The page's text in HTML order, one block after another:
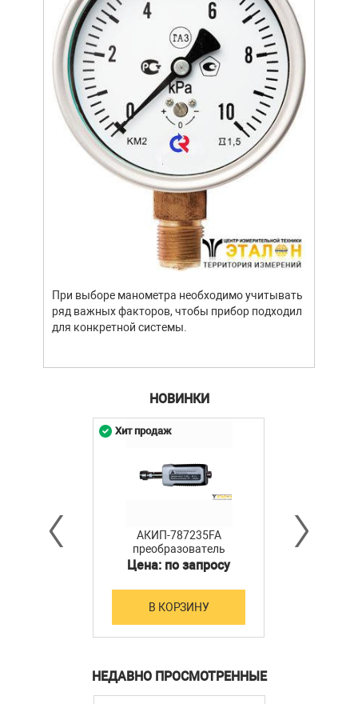
При выборе манометра необходимо учитывать
ряд важных факторов, чтобы прибор подходил
для конкретной системы.
НОВИНКИ
АКИП-787235FA
преобразователь
мощности
Цена: по запросу
В КОРЗИНУ
Хит продаж
НЕДАВНО ПРОСМОТРЕННЫЕ